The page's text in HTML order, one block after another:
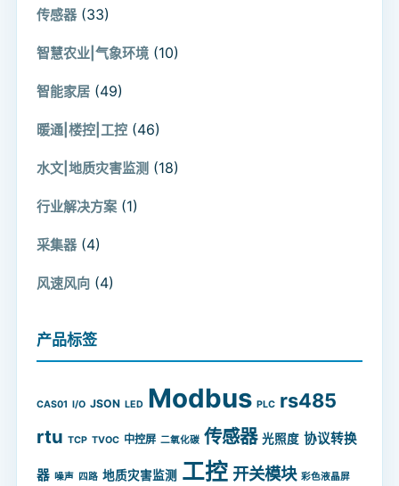
传感器 (33)
智慧农业|气象环境 (10)
智能家居 (49)
暖通|楼控|工控 (46)
水文|地质灾害监测 (18)
行业解决方案 (1)
采集器 (4)
风速风向 (4)
产品标签
CAS01 I/O JSON LED Modbus PLC rs485
rtu TCP TVOC 中控屏 二氧化碳 传感器 光照度 协议转换
器 噪声 四路 地质灾害监测 工控 开关模块 彩色液晶屏